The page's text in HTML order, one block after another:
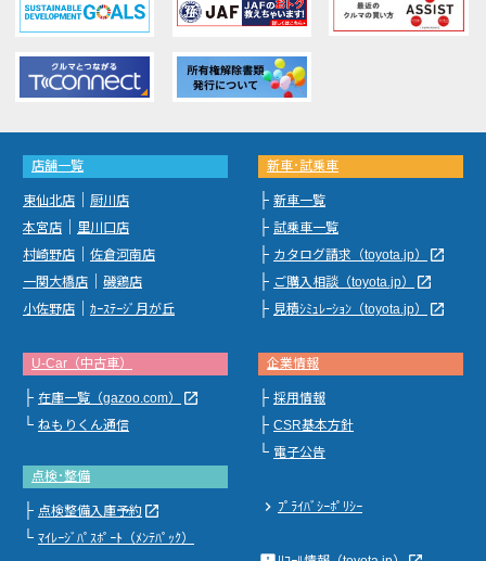
店舗一覧
東仙北店
厨川店
本宮店
里川口店
村崎野店
佐倉河南店
一関大橋店
磯鶏店
小佐野店
ｶｰｽﾃｰｼﾞ月が丘
新車･試乗車
├ 新車一覧
├ 試乗車一覧
├ カタログ請求（toyota.jp）
launch
├ ご購入相談（toyota.jp）
launch
├ 見積ｼﾐｭﾚｰｼｮﾝ（toyota.jp） launch
U-Car（中古車）
├ 在庫一覧（gazoo.com）
launch
└ ねもりくん通信
点検･整備
├ 点検整備入庫予約 launch
└ ﾏｲﾚｰｼﾞﾊﾟｽﾎﾟｰﾄ（ﾒﾝﾃﾊﾟｯｸ）
企業情報
├ 採用情報
├ CSR基本方針
└ 電子公告
chevron_right ﾌﾟﾗｲﾊﾞｼｰﾎﾟﾘｼｰ